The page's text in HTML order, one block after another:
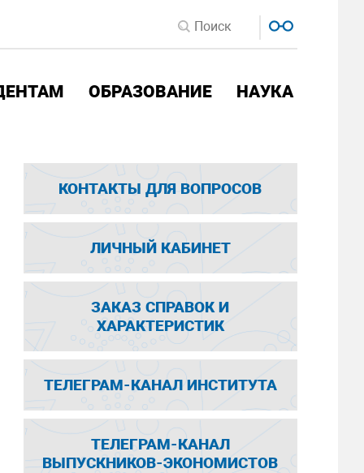
ОБРАЗОВАНИЕ НАУКА
КОНТАКТЫ ДЛЯ ВОПРОСОВ
ЛИЧНЫЙ КАБИНЕТ
ЗАКАЗ СПРАВОК И
ХАРАКТЕРИСТИК
ТЕЛЕГРАМ-КАНАЛ ИНСТИТУТА
ТЕЛЕГРАМ-КАНАЛ
ВЫПУСКНИКОВ-ЭКОНОМИСТОВ